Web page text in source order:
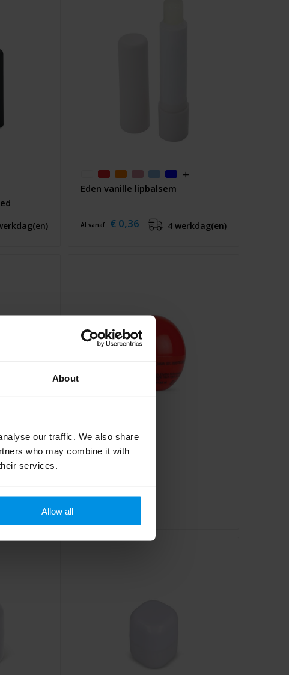
About
our traffic. We also share
who may combine it with
services.
Allow all
Eden vanille lipbalsem
Al vanaf € 0,36 4 werkdag(en)
werkdag(en)